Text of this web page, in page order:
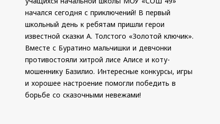
начался сегодня с приключений! В первый
школьный день к ребятам пришли герои
известной сказки А. Толстого «Золотой ключик».
Вместе с Буратино мальчишки и девчонки
противостояли хитрой лисе Алисе и коту-
мошеннику Базилио. Интересные конкурсы, игры
и хорошее настроение помогли победить в
борьбе со сказочными невежами!